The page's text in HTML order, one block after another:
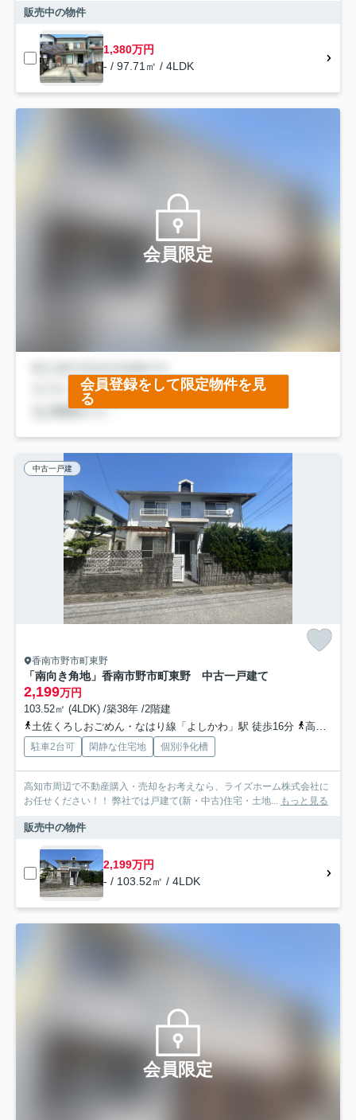
販売中の物件
1,380万円
- / 97.71㎡ / 4LDK
会員限定
会員登録をして限定物件を見
る
中古一戸建
香南市野市町東野
「南向き角地」香南市野市町東野 中古一戸建て
2,199万円
103.52㎡ (4LDK) /築38年 /2階建
土佐くろしおごめん・なはり線「よしかわ」駅 徒歩16分
高知東部交通「馬袋」バス停下車 徒歩3分
駐車2台可 閑静な住宅地 個別浄化槽
高知市周辺で不動産購入・売却をお考えなら、ライズホーム株式会社に
お任せください！！ 弊社では戸建て(新・中古)住宅・土地... もっと見る
販売中の物件
2,199万円
- / 103.52㎡ / 4LDK
会員限定